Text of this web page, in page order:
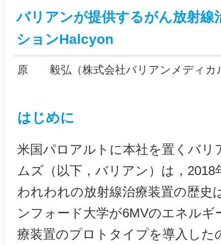
バリアンが提供するがん放射線
ションHalcyon
原 毅弘（株式会社バリアンメディカ
はじめに
米国パロアルトに本社を置くバ
ムズ（以下，バリアン）は，2018
われわれの放射線治療装置の歴史
ンフォード大学が6MVのエネルギ
療装置のプロトタイプを導入した